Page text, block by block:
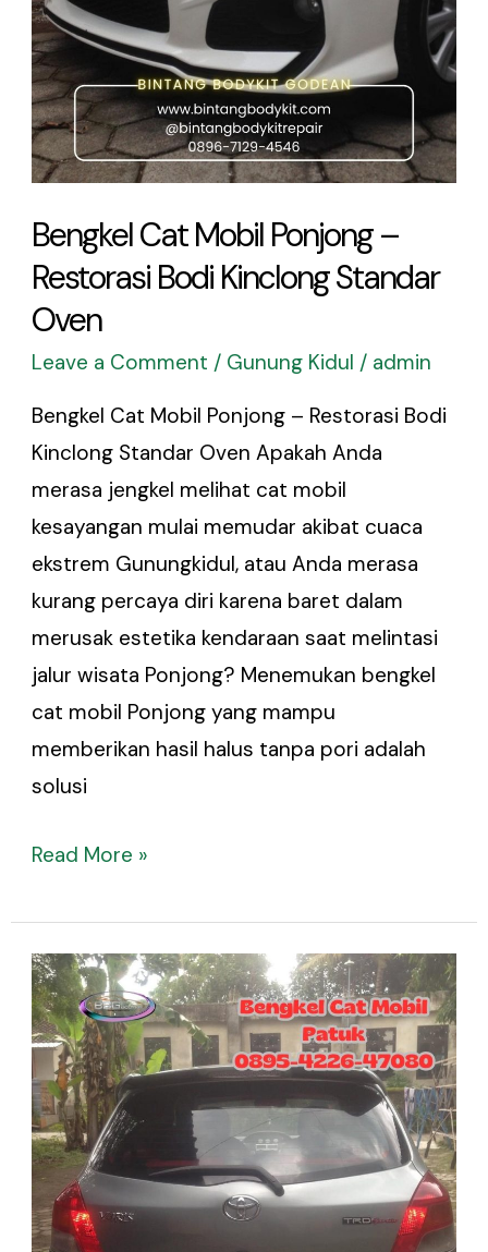
Bengkel Cat Mobil Ponjong –
Restorasi Bodi Kinclong Standar
Oven
Leave a Comment / Gunung Kidul / admin
Bengkel Cat Mobil Ponjong – Restorasi Bodi
Kinclong Standar Oven Apakah Anda
merasa jengkel melihat cat mobil
kesayangan mulai memudar akibat cuaca
ekstrem Gunungkidul, atau Anda merasa
kurang percaya diri karena baret dalam
merusak estetika kendaraan saat melintasi
jalur wisata Ponjong? Menemukan bengkel
cat mobil Ponjong yang mampu
memberikan hasil halus tanpa pori adalah
solusi
Kinclong
Standar
Oven
Read More »
Bengkel
Cat
Mobil
Patuk
–
Spesialis
Cat
Siram